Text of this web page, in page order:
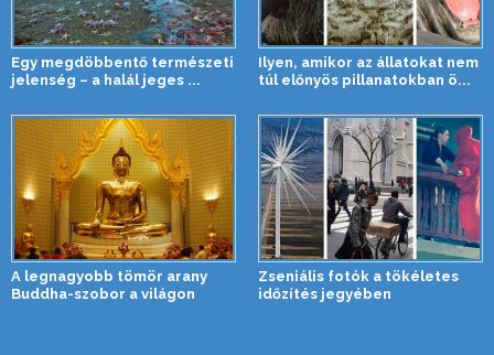
Egy megdöbbentő természeti
jelenség – a halál jeges ...
Ilyen, amikor az állatokat nem
túl előnyös pillanatokban ö...
A legnagyobb tömör arany
Buddha-szobor a világon
Zseniális fotók a tökéletes
időzítés jegyében